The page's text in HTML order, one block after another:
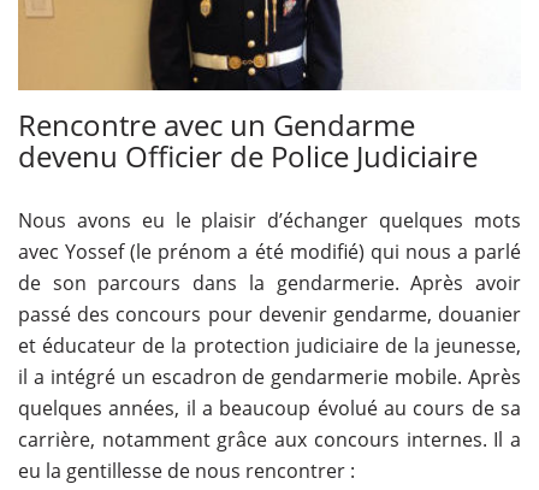
Rencontre avec un Gendarme
devenu Officier de Police Judiciaire
Nous avons eu le plaisir d’échanger quelques mots
avec Yossef (le prénom a été modifié) qui nous a parlé
de son parcours dans la gendarmerie. Après avoir
passé des concours pour devenir gendarme, douanier
et éducateur de la protection judiciaire de la jeunesse,
il a intégré un escadron de gendarmerie mobile. Après
quelques années, il a beaucoup évolué au cours de sa
carrière, notamment grâce aux concours internes. Il a
eu la gentillesse de nous rencontrer :